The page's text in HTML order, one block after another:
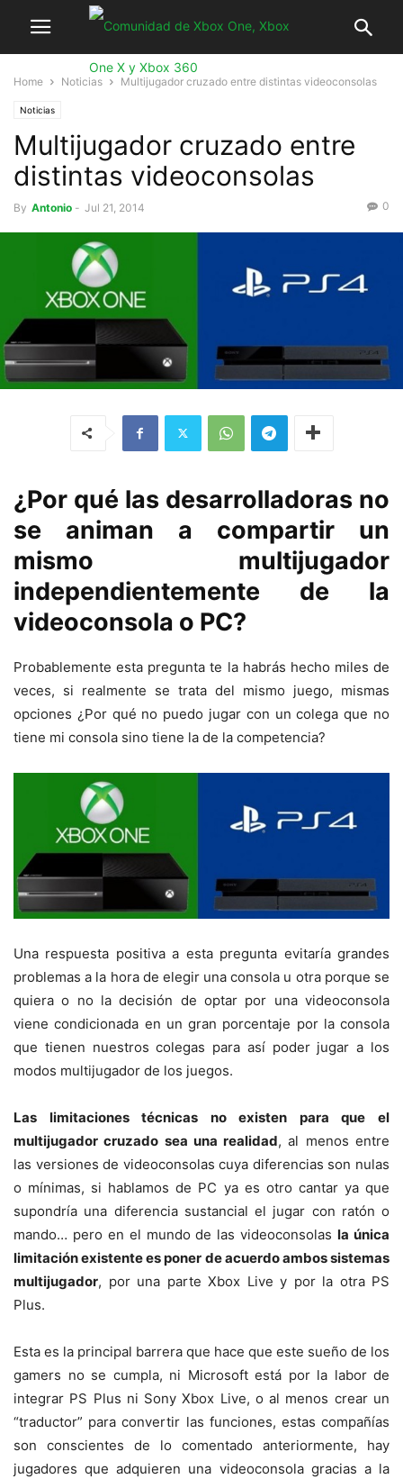
Home Noticias Multijugador cruzado entre distintas videoconsolas
Noticias
Multijugador cruzado entre
distintas videoconsolas
By Antonio - Jul 21, 2014 0
¿Por qué las desarrolladoras no
se animan a compartir un
mismo multijugador
independientemente de la
videoconsola o PC?
Probablemente esta pregunta te la habrás hecho miles de
veces, si realmente se trata del mismo juego, mismas
opciones ¿Por qué no puedo jugar con un colega que no
tiene mi consola sino tiene la de la competencia?
Una respuesta positiva a esta pregunta evitaría grandes
problemas a la hora de elegir una consola u otra porque se
quiera o no la decisión de optar por una videoconsola
viene condicionada en un gran porcentaje por la consola
que tienen nuestros colegas para así poder jugar a los
modos multijugador de los juegos.
Las limitaciones técnicas no existen para que el
multijugador cruzado sea una realidad, al menos entre
las versiones de videoconsolas cuya diferencias son nulas
o mínimas, si hablamos de PC ya es otro cantar ya que
supondría una diferencia sustancial el jugar con ratón o
mando… pero en el mundo de las videoconsolasla única
limitación existente es poner de acuerdo ambos sistemas
multijugador, por una parte Xbox Live y por la otra PS
Plus.
Esta es la principal barrera que hace que este sueño de los
gamers no se cumpla, ni Microsoft está por la labor de
integrar PS Plus ni Sony Xbox Live, o al menos crear un
“traductor” para convertir las funciones, estas compañías
son conscientes de lo comentado anteriormente, hay
jugadores que adquieren una videoconsola gracias a la